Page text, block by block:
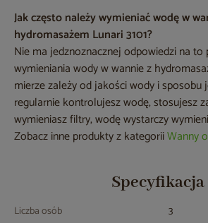
Jak często należy wymieniać wodę w
hydromasażem Lunari 3101?
Nie ma jedznoznacznej odpowiedzi na to
wymieniania wody w wannie z
mierze zależy od jakości wody i sposobu
regularnie kontrolujesz wodę, stosujesz
wymieniasz filtry, wodę wystarczy
Zobacz inne produkty z kategoriiWanny
Specyfikacja
Liczba osób 3